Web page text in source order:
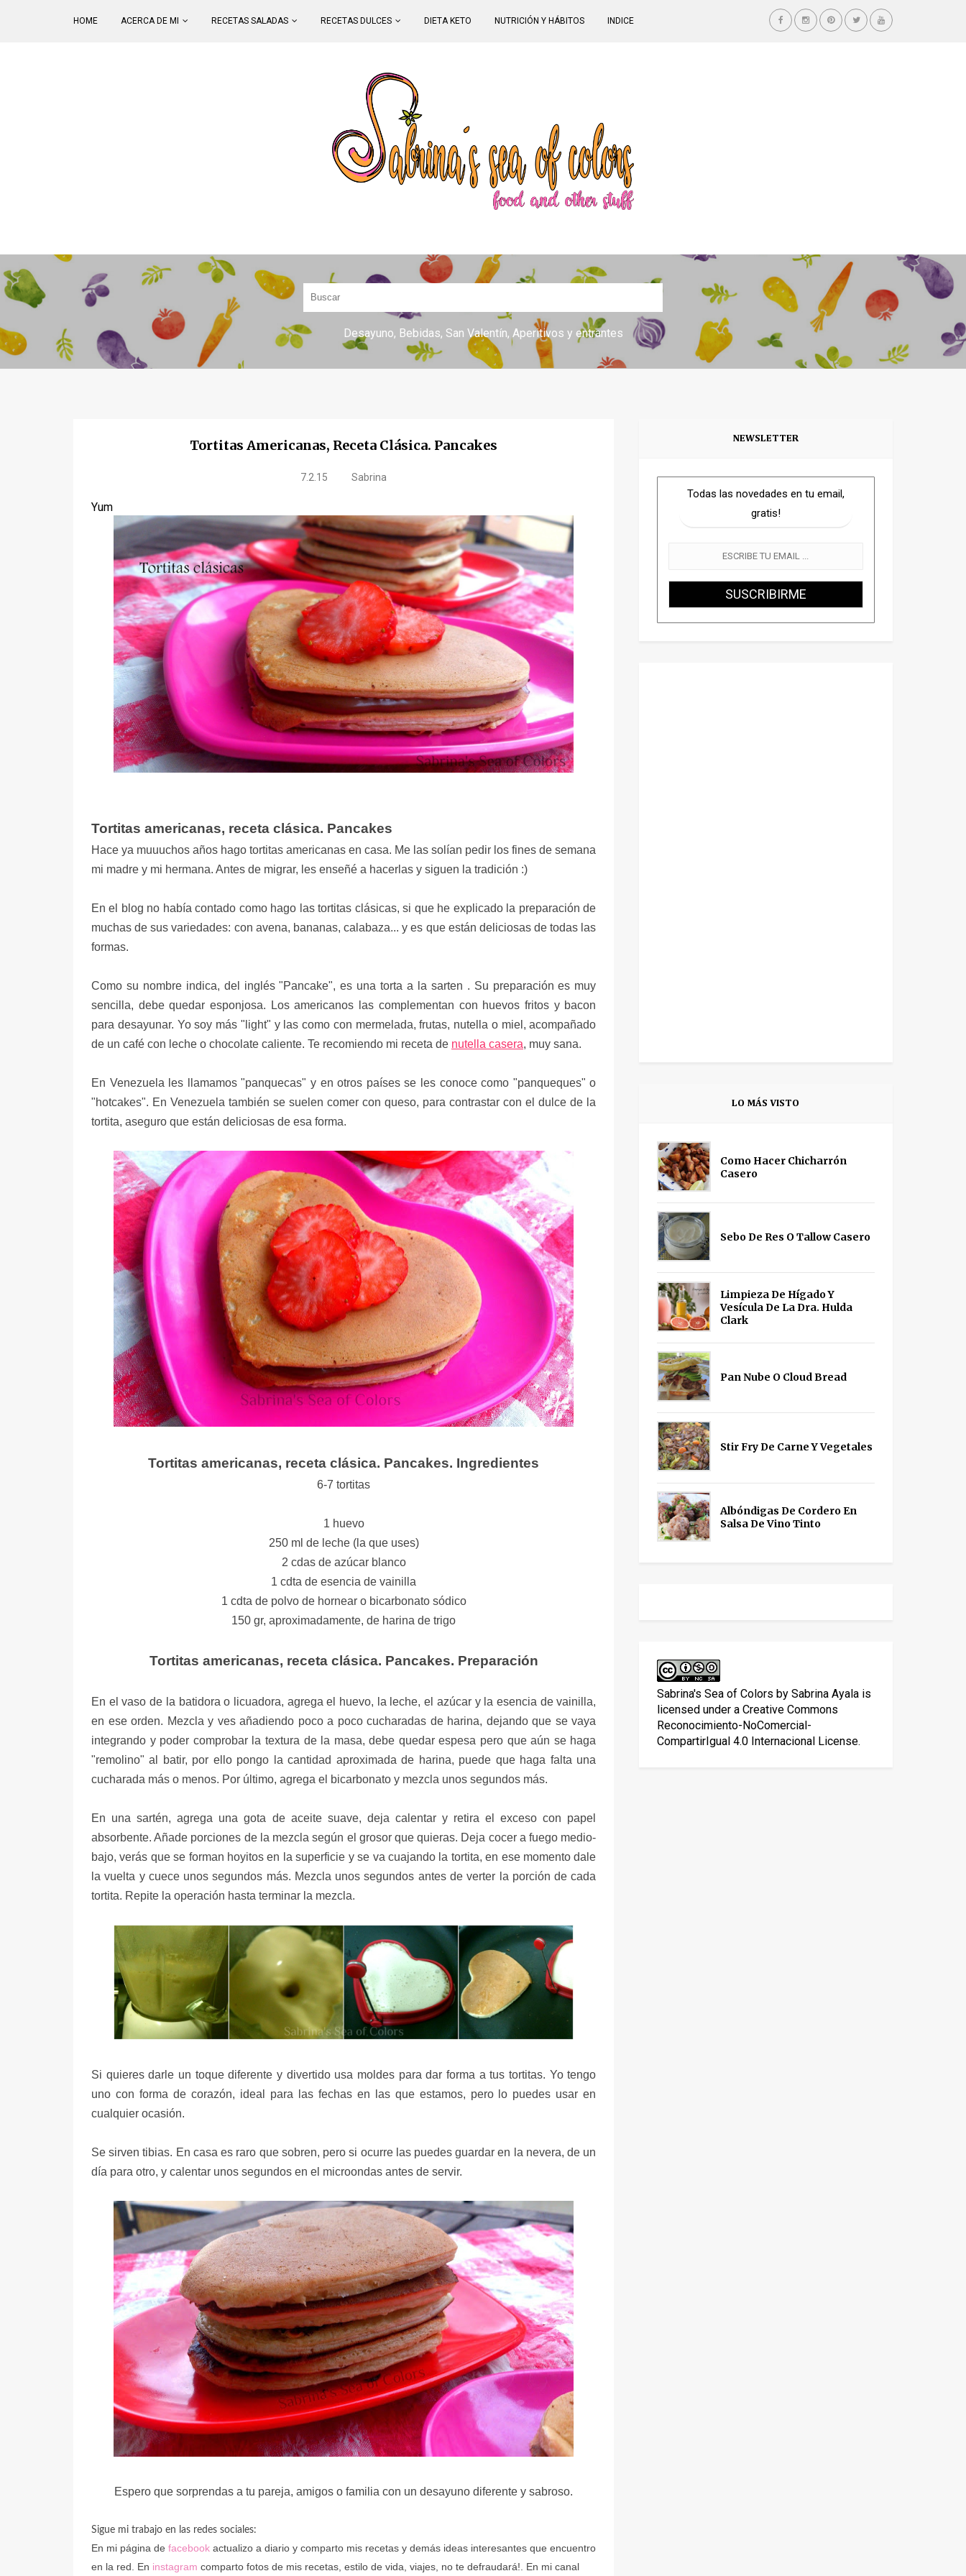
HOME ACERCA DE MI RECETAS SALADAS RECETAS DULCES DIETA KETO NUTRICIÓN Y HÁBITOS INDICE
Desayuno Bebidas San Valentín Aperitivos y entrantes
Tortitas Americanas, Receta Clásica. Pancakes
7.2.15 Sabrina
Yum
Tortitas americanas, receta clásica. Pancakes
Hace ya muuuchos años hago tortitas americanas en casa. Me las solían pedir los fines de semana
mi madre y mi hermana. Antes de migrar, les enseñé a hacerlas y siguen la tradición :)
En el blog no había contado como hago las tortitas clásicas, si que he explicado la preparación de
muchas de sus variedades: con avena, bananas, calabaza... y es que están deliciosas de todas las
formas.
Como su nombre indica, del inglés"Pancake",es una torta a la sarten . Su preparación es muy
sencilla, debe quedar esponjosa. Los americanos las complementan con huevos fritos y bacon
para desayunar. Yo soy más "light" y las como con mermelada, frutas, nutella o miel, acompañado
de un café con leche o chocolate caliente. Te recomiendo mi receta de nutella casera, muy sana.
En Venezuela les llamamos "panquecas" y en otros países se les conoce como "panqueques" o
"hotcakes". En Venezuela también se suelen comer con queso, para contrastar con el dulce de la
tortita, aseguro que están deliciosas de esa forma.
Tortitas americanas, receta clásica. Pancakes. Ingredientes
6-7 tortitas
1 huevo
250 ml de leche (la que uses)
2 cdas de azúcar blanco
1 cdta de esencia de vainilla
1 cdta de polvo de hornear o bicarbonato sódico
150 gr, aproximadamente, de harina de trigo
Tortitas americanas, receta clásica. Pancakes. Preparación
En el vaso de la batidora o licuadora, agrega el huevo, la leche, el azúcar y la esencia de vainilla,
en ese orden. Mezcla y ves añadiendo poco a poco cucharadas de harina, dejando que se vaya
integrando y poder comprobar la textura de la masa, debe quedar espesa pero que aún se haga
"remolino" al batir, por ello pongo la cantidad aproximada de harina, puede que haga falta una
cucharada más o menos. Por último, agrega el bicarbonato y mezcla unos segundos más.
En una sartén, agrega una gota de aceite suave, deja calentar y retira el exceso con papel
absorbente. Añade porciones de la mezcla según el grosor que quieras. Deja cocer a fuego medio-
bajo, verás que se forman hoyitos en la superficie y se va cuajando la tortita, en ese momento dale
la vuelta y cuece unos segundos más. Mezcla unos segundos antes de verter la porción de cada
tortita. Repite la operación hasta terminar la mezcla.
Si quieres darle un toque diferente y divertido usa moldes para dar forma a tus tortitas. Yo tengo
uno con forma de corazón, ideal para las fechas en las que estamos, pero lo puedes usar en
cualquier ocasión.
Se sirven tibias. En casa es raro que sobren, pero si ocurre las puedes guardar en la nevera, de un
día para otro, y calentar unos segundos en el microondas antes de servir.
Espero que sorprendas a tu pareja, amigos o familia con un desayuno diferente y sabroso.
Sigue mi trabajo en las redes sociales:
En mi página de facebook actualizo a diario y comparto mis recetas y demás ideas interesantes que encuentro
en la red. En instagram comparto fotos de mis recetas, estilo de vida, viajes, no te defraudará!. En mi canal
NEWSLETTER
Todas las novedades en tu email,
gratis!
LO MÁS VISTO
Como Hacer Chicharrón
Casero
Sebo De Res O Tallow Casero
Limpieza De Hígado Y
Vesícula De La Dra. Hulda
Clark
Pan Nube O Cloud Bread
Stir Fry De Carne Y Vegetales
Albóndigas De Cordero En
Salsa De Vino Tinto
Sabrina's Sea of Colors by Sabrina Ayalais
licensed under a Creative Commons
Reconocimiento-NoComercial-
CompartirIgual 4.0 Internacional License.